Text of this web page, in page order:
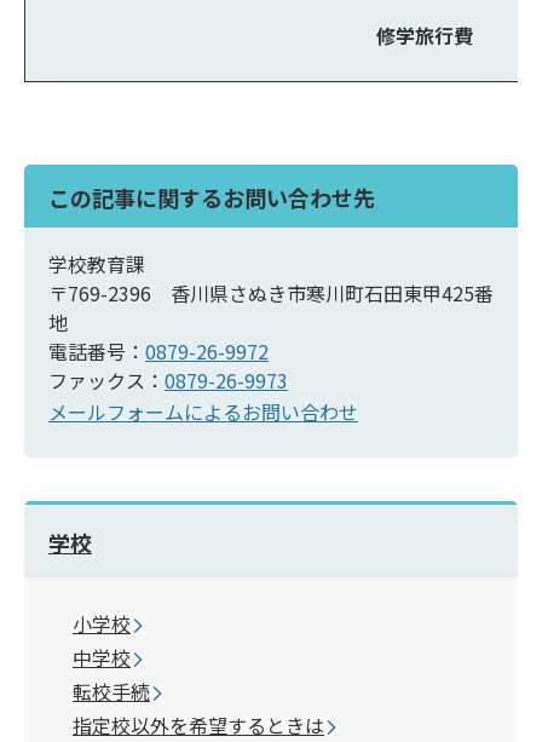
修学旅行費
この記事に関するお問い合わせ先
学校教育課
〒769-2396 香川県さぬき市寒川町石田東甲425番
地
電話番号： 0879-26-9972
ファックス： 0879-26-9973
メールフォームによるお問い合わせ
学校
小学校
中学校
転校手続
指定校以外を希望するときは